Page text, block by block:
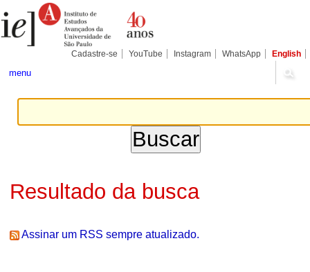
para
conteúdo.
Pessoais
Cadastre-se YouTube Instagram WhatsApp English
menu
Resultado da busca
Assinar um RSS sempre atualizado.